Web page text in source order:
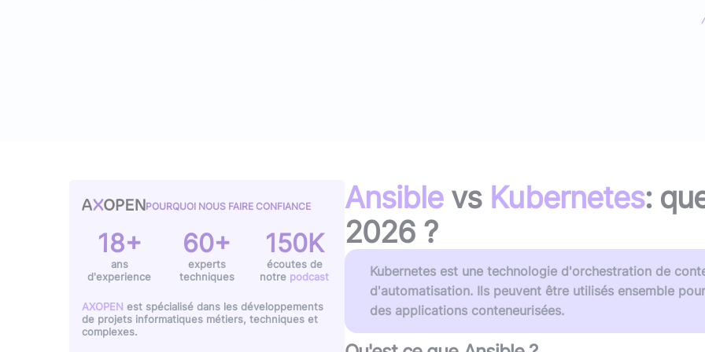
Écouter
Lire le
POURQUOI NOUS FAIRE CONFIANCE
18+
ans
d'experience
60+
experts
techniques
150K
écoutes de
notre podcast
AXOPEN est spécialisé dans les développements
de projets informatiques métiers, techniques et
complexes.
Ansiblevs Kubernetes:
2026 ?
Kubernetes est une technologie d'orchestration de
d'automatisation. Ils peuvent être utilisés ensemble
des applications conteneurisées.